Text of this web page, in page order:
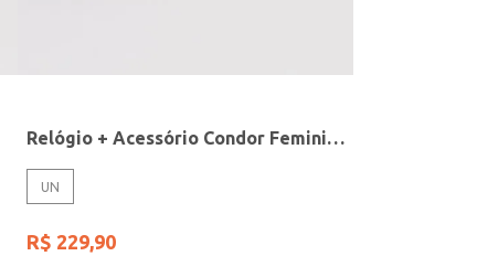
Relógio + Acessório Condor Feminino PRATA
UN
R$ 229,90